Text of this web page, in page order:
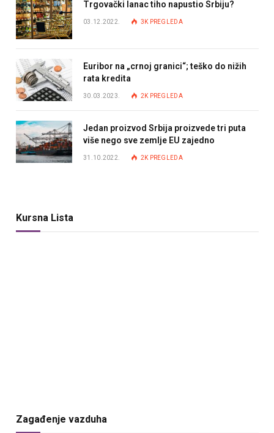
Trgovački lanac tiho napustio Srbiju?
03.12.2022. 3K PREGLEDA
Euribor na „crnoj granici“; teško do nižih
rata kredita
30.03.2023. 2K PREGLEDA
Jedan proizvod Srbija proizvede tri puta
više nego sve zemlje EU zajedno
31.10.2022. 2K PREGLEDA
Kursna Lista
Zagađenje vazduha